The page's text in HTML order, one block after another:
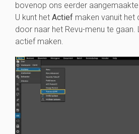
bovenop ons eerder
U kunt het Actief maken vanuit
door naar het Revu-menu te
actief maken.